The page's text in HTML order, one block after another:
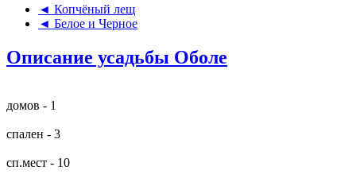
◄ Копчёный лещ
◄ Белое и Черное
Описание усадьбы Оболе
домов - 1
спален - 3
сп.мест - 10